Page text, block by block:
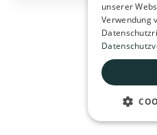
unserer
Verwendung